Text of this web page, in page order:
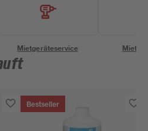
Mietgeräteservice
Bestseller